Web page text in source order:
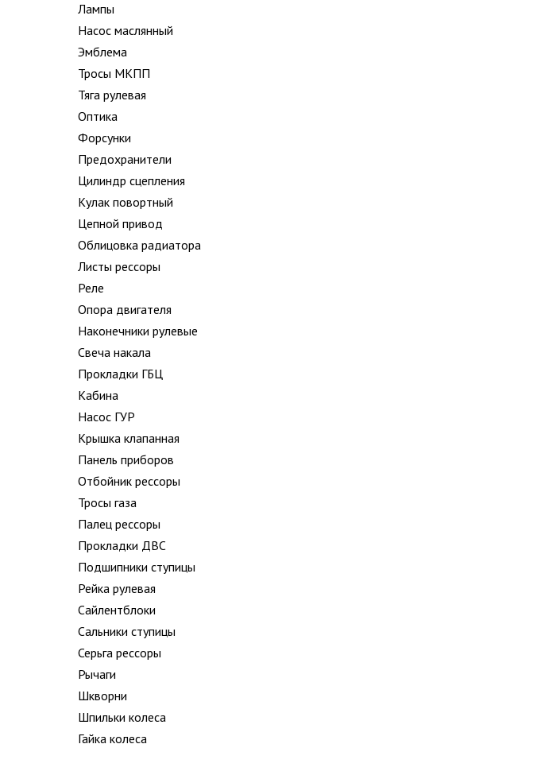
Лампы
Насос маслянный
Эмблема
Тросы МКПП
Тяга рулевая
Оптика
Форсунки
Предохранители
Цилиндр сцепления
Кулак повортный
Цепной привод
Облицовка радиатора
Листы рессоры
Реле
Опора двигателя
Наконечники рулевые
Свеча накала
Прокладки ГБЦ
Кабина
Насос ГУР
Крышка клапанная
Панель приборов
Отбойник рессоры
Тросы газа
Палец рессоры
Прокладки ДВС
Подшипники ступицы
Рейка рулевая
Сайлентблоки
Сальники ступицы
Серьга рессоры
Рычаги
Шкворни
Шпильки колеса
Гайка колеса